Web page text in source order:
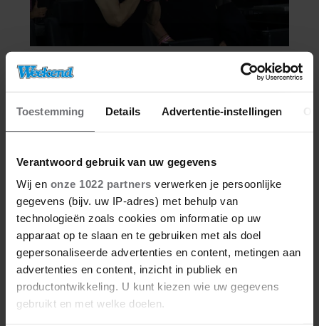
Toestemming Details Advertentie-instellingen
Verantwoord gebruik van uw gegevens
Wij en onze 1022 partners verwerken je persoonlijke
gegevens (bijv. uw IP-adres) met behulp van
technologieën zoals cookies om informatie op uw
apparaat op te slaan en te gebruiken met als doel
gepersonaliseerde advertenties en content, metingen aan
advertenties en content, inzicht in publiek en
productontwikkeling. U kunt kiezen wie uw gegevens
gebruikt en met welke doelen.